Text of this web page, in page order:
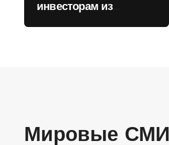
инвесторам из
Мировые СМИ